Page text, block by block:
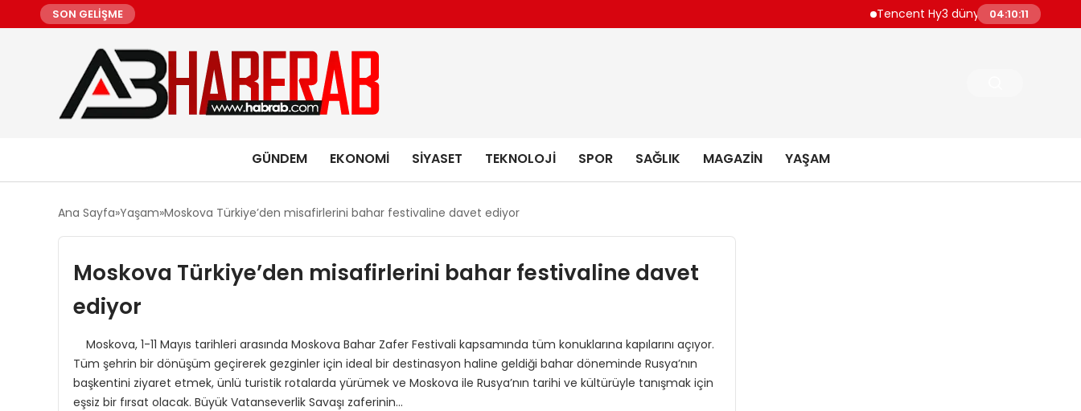
SON GELİŞME Tencent Hy3 dünya genelinde kullanıma
04:10:13
GÜNDEM EKONOMI SIYASET TEKNOLOJI SPOR SAĞLIK MAGAZIN YAŞAM
Ana Sayfa Yaşam Moskova Türkiye’den misafirlerini bahar festivaline davet ediyor
Moskova Türkiye’den misafirlerini bahar festivaline davet
ediyor
Moskova, 1-11 Mayıs tarihleri arasında Moskova Bahar Zafer Festivali kapsamında tüm konuklarına kapılarını açıyor.
Tüm şehrin bir dönüşüm geçirerek gezginler için ideal bir destinasyon haline geldiği bahar döneminde Rusya’nın
başkentini ziyaret etmek, ünlü turistik rotalarda yürümek ve Moskova ile Rusya’nın tarihi ve kültürüyle tanışmak için
eşsiz bir fırsat olacak. Büyük Vatanseverlik Savaşı zaferinin…